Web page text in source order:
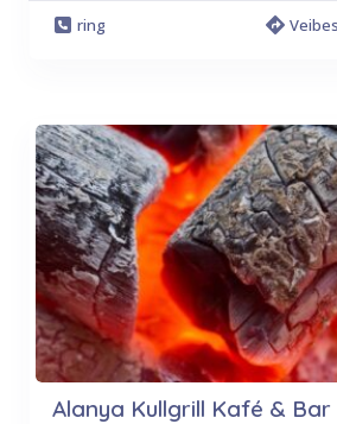
ring
Alanya Kullgrill Kafé & Bar